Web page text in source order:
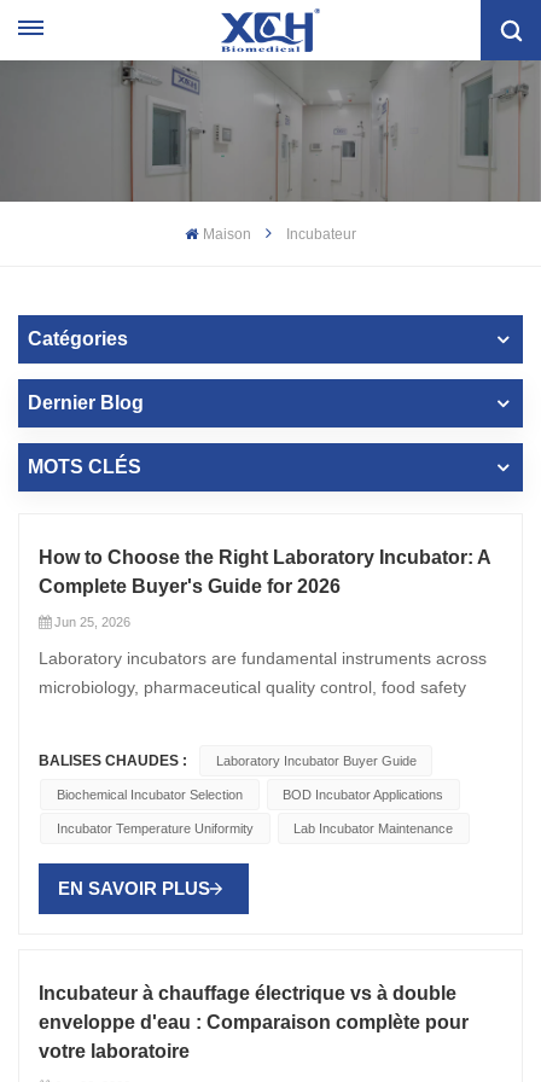
Maison Incubateur
Catégories
Dernier Blog
MOTS CLÉS
How to Choose the Right Laboratory Incubator: A
Complete Buyer's Guide for 2026
Jun 25, 2026
Laboratory incubators are fundamental instruments across
microbiology, pharmaceutical quality control, food safety
compromise experimental reproducibility, waste budget, and
create ongoing maintenance headaches. This guide walks
through the major laboratory incubator types, their real-
world applications, and the selection criteria that matter most
in 2026. Common Laboratory Incubator Types and Their
Applications Biochemical Incubator (BOD Incubator)
choice for biochemical oxygen demand (BOD) testing in
wastewater analysis. They are also widely applied in drug
stability studies, cell culture at room temperature, and
BALISES CHAUDES : Laboratory Incubator Buyer Guide
Biochemical Incubator Selection BOD Incubator Applications
Incubator Temperature Uniformity Lab Incubator Maintenance
EN SAVOIR PLUS
Incubateur à chauffage électrique vs à double
enveloppe d'eau : Comparaison complète pour
votre laboratoire